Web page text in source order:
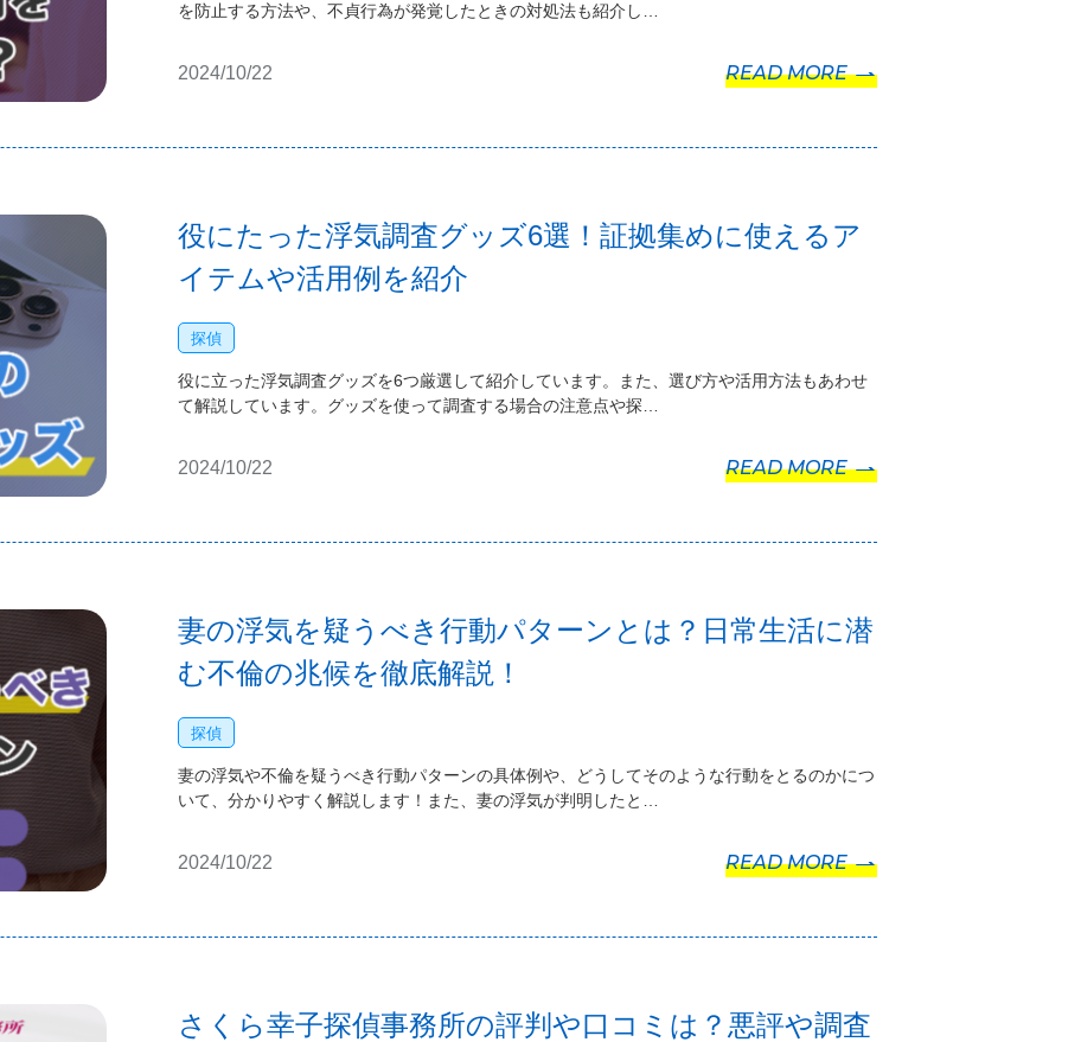
を防止する方法や、不貞行為が発覚したときの対処法も紹介し…
2024/10/22 READ MORE
役にたった浮気調査グッズ6選！証拠集めに使えるア
イテムや活用例を紹介
探偵
役に立った浮気調査グッズを6つ厳選して紹介しています。また、選び方や活用方法もあわせ
て解説しています。グッズを使って調査する場合の注意点や探…
2024/10/22 READ MORE
妻の浮気を疑うべき行動パターンとは？日常生活に潜
む不倫の兆候を徹底解説！
探偵
妻の浮気や不倫を疑うべき行動パターンの具体例や、どうしてそのような行動をとるのかにつ
いて、分かりやすく解説します！また、妻の浮気が判明したと…
2024/10/22 READ MORE
さくら幸子探偵事務所の評判や口コミは？悪評や調査